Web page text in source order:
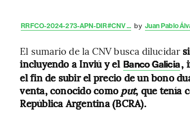
RRFCO-2024-273-APN-DIR#CNV ... by Juan Pablo
El sumario de la CNV busca dilucidar
incluyendo a Inviú y el Banco Galicia,
el fin de subir el precio de un bono
venta, conocido como put, que tenía
República Argentina (BCRA).